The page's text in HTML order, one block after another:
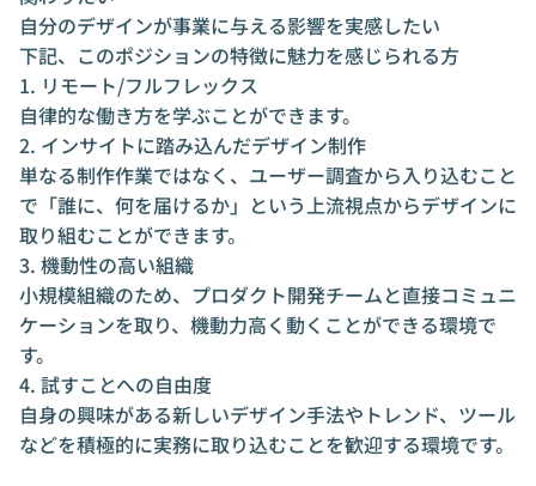
自分のデザインが事業に与える影響を実感したい
下記、このポジションの特徴に魅力を感じられる方
1. リモート/フルフレックス
自律的な働き方を学ぶことができます。
2. インサイトに踏み込んだデザイン制作
単なる制作作業ではなく、ユーザー調査から入り込むこと
で「誰に、何を届けるか」という上流視点からデザインに
取り組むことができます。
3. 機動性の高い組織
小規模組織のため、プロダクト開発チームと直接コミュニ
ケーションを取り、機動力高く動くことができる環境で
す。
4. 試すことへの自由度
自身の興味がある新しいデザイン手法やトレンド、ツール
などを積極的に実務に取り込むことを歓迎する環境です。